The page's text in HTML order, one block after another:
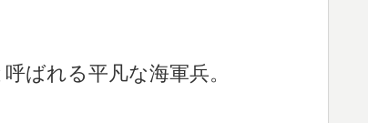
ばれる平凡な海軍兵。